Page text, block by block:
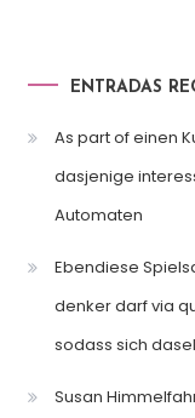
ENTRADAS
As part of einen
dasjenige
Automaten
Ebendiese
denker darf via
sodass sich
Susan